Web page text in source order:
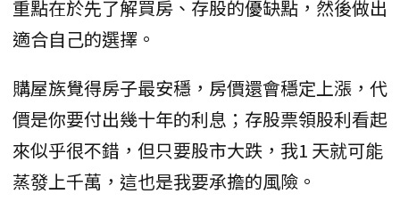
重點在於先了解買房、存股的優缺點，然後做出
適合自己的選擇。
購屋族覺得房子最安穩，房價還會穩定上漲，代
價是你要付出幾十年的利息；存股票領股利看起
來似乎很不錯，但只要股市大跌，我1 天就可能
蒸發上千萬，這也是我要承擔的風險。